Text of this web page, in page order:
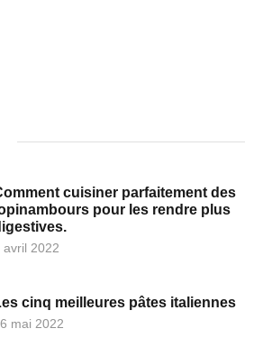
cuisiner parfaitement des
pour les rendre plus
avril 2022
cinq meilleures pâtes italiennes
mai 2022